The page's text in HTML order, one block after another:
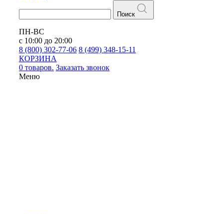
Поиск
ПН-ВС
с 10:00 до 20:00
8 (800) 302-77-06 8 (499) 348-15-11
КОРЗИНА
0 товаров. Заказать звонок
Меню